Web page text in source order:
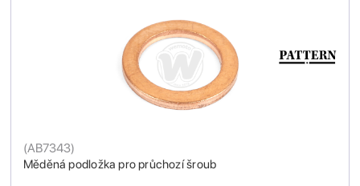
Měděná podložka pro průchozí šroub
(AB7343)